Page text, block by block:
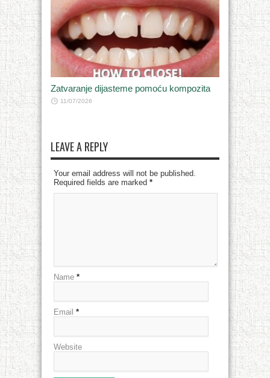
Zatvaranje dijasteme pomoću kompozita
11/07/2026
LEAVE A REPLY
Your email address will not be published.
Required fields are marked *
Name *
Email *
Website